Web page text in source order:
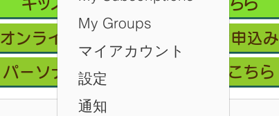
オンライン会員フリープラン/お申込み
パーソナルレッスン ご予約はこちら
My Groups
マイアカウント
設定
通知